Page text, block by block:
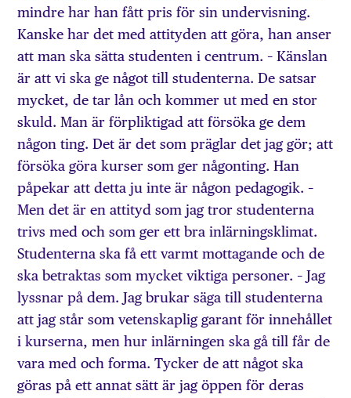
mindre har han fått pris för sin undervisning.
Kanske har det med attityden att göra, han anser
att man ska sätta studenten i centrum. – Känslan
är att vi ska ge något till studenterna. De satsar
mycket, de tar lån och kommer ut med en stor
skuld. Man är förpliktigad att försöka ge dem
någon ting. Det är det som präglar det jag gör; att
försöka göra kurser som ger någonting. Han
påpekar att detta ju inte är någon pedagogik. –
Men det är en attityd som jag tror studenterna
trivs med och som ger ett bra inlärningsklimat.
Studenterna ska få ett varmt mottagande och de
ska betraktas som mycket viktiga personer. – Jag
lyssnar på dem. Jag brukar säga till studenterna
att jag står som vetenskaplig garant för innehållet
i kurserna, men hur inlärningen ska gå till får de
vara med och forma. Tycker de att något ska
göras på ett annat sätt är jag öppen för deras